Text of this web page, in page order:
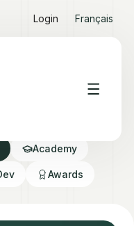
Login Français
Hub
Academy
Awards